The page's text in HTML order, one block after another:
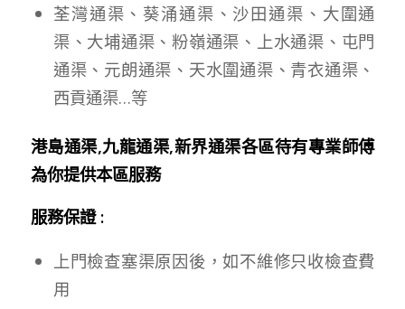
荃灣通渠、葵涌通渠、沙田通渠、大圍通
渠、大埔通渠、粉嶺通渠、上水通渠、屯門
通渠、元朗通渠、天水圍通渠、青衣通渠、
西貢通渠…等
港島通渠,九龍通渠,新界通渠各區待有專業師傅
為你提供本區服務
服務保證 :
上門檢查塞渠原因後，如不維修只收檢查費
用